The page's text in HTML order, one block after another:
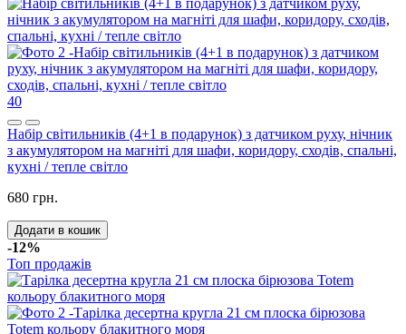
40
Набір світильників (4+1 в подарунок) з датчиком руху, нічник
з акумулятором на магніті для шафи, коридору, сходів, спальні,
кухні / тепле світло
680 грн.
Додати в кошик
-12%
Топ продажів